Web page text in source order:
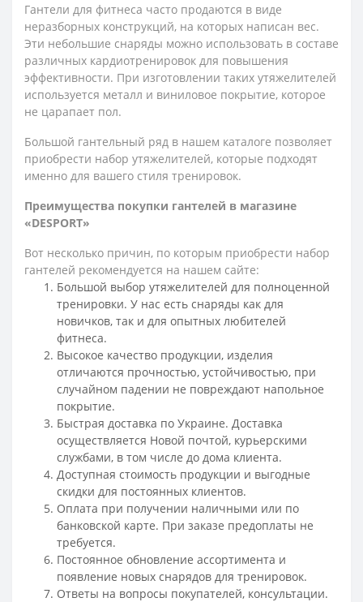
Гантели для фитнеса часто продаются в виде
неразборных конструкций, на которых написан вес.
Эти небольшие снаряды можно использовать в составе
различных кардиотренировок для повышения
эффективности. При изготовлении таких утяжелителей
используется металл и виниловое покрытие, которое
не царапает пол.
Большой гантельный ряд в нашем каталоге позволяет
приобрести набор утяжелителей, которые подходят
именно для вашего стиля тренировок.
Преимущества покупки гантелей в магазине
«DESPORT»
Вот несколько причин, по которым приобрести набор
гантелей рекомендуется на нашем сайте:
Большой выбор утяжелителей для полноценной
тренировки. У нас есть снаряды как для
новичков, так и для опытных любителей
фитнеса.
Высокое качество продукции, изделия
отличаются прочностью, устойчивостью, при
случайном падении не повреждают напольное
покрытие.
Быстрая доставка по Украине. Доставка
осуществляется Новой почтой, курьерскими
службами, в том числе до дома клиента.
Доступная стоимость продукции и выгодные
скидки для постоянных клиентов.
Оплата при получении наличными или по
банковской карте. При заказе предоплаты не
требуется.
Постоянное обновление ассортимента и
появление новых снарядов для тренировок.
Ответы на вопросы покупателей, консультации.